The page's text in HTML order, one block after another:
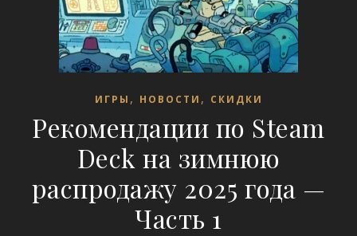
ИГРЫ , НОВОСТИ , СКИДКИ
Рекомендации по Steam
Deck на зимнюю
распродажу 2025 года —
Часть 1